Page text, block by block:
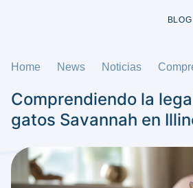
BLOG
Home News Noticias
Comprendiendo la
gatos Savannah en